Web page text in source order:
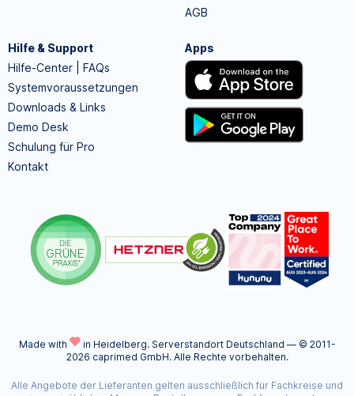
AGB
Hilfe & Support
Hilfe-Center | FAQs
Systemvoraussetzungen
Downloads & Links
Demo Desk
Schulung für Pro
Kontakt
Apps
Made with in Heidelberg. Serverstandort Deutschland — © 2011-
2026 caprimed GmbH. Alle Rechte vorbehalten.
Alle Angebote der Lieferanten gelten ausschließlich für Fachkreise und